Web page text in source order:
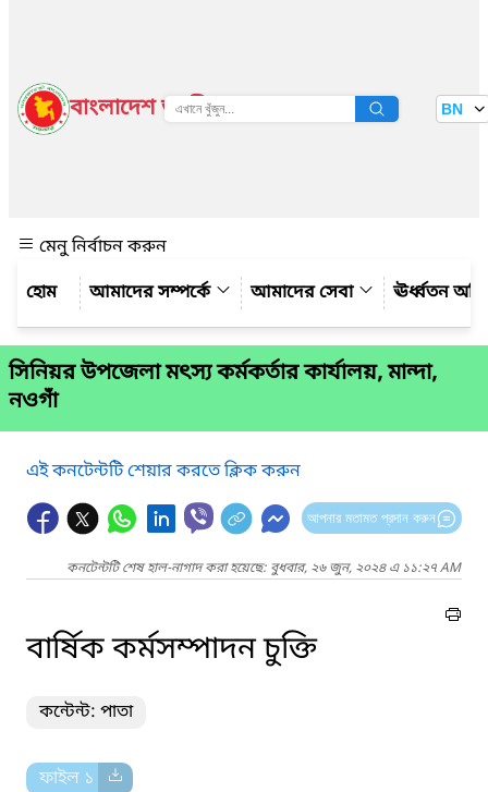
বাংলাদেশ জাতীয় তথ্য বাতায়ন BN
মেনু নির্বাচন করুন
আমাদের সম্পর্কে
আমাদের সেবা ঊর্ধ্বতন
সিনিয়র উপজেলা মৎস্য কর্মকর্তার কার্যালয়, মান্দা,
নওগাঁ
এই কনটেন্টটি শেয়ার করতে ক্লিক করুন
আপনার মতামত প্রদান করুন
কনটেন্টটি শেষ হাল-নাগাদ করা হয়েছে: বুধবার, ২৬ জুন, ২০২৪ এ ১১:২৭ AM
বার্ষিক কর্মসম্পাদন চুক্তি
কন্টেন্ট: পাতা
ফাইল ১